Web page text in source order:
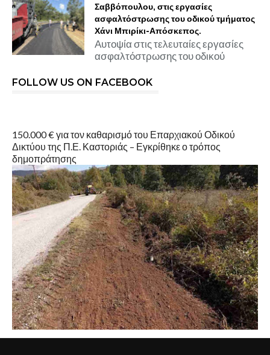
Σαββόπουλου, στις εργασίες
ασφαλτόστρωσης του οδικού τμήματος
Χάνι Μπιρίκι-Απόσκεπος.
Αυτοψία στις τελευταίες εργασίες
ασφαλτόστρωσης του οδικού
FOLLOW US ON FACEBOOK
150.000 € για τον καθαρισμό του Επαρχιακού Οδικού
Δικτύου της Π.Ε. Καστοριάς – Εγκρίθηκε ο τρόπος
δημοπράτησης